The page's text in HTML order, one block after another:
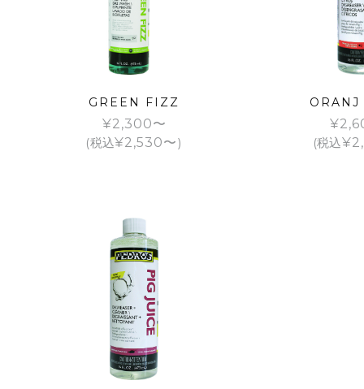
GREEN FIZZ
¥2,300
(税込¥2,530 )
¥
(税込¥